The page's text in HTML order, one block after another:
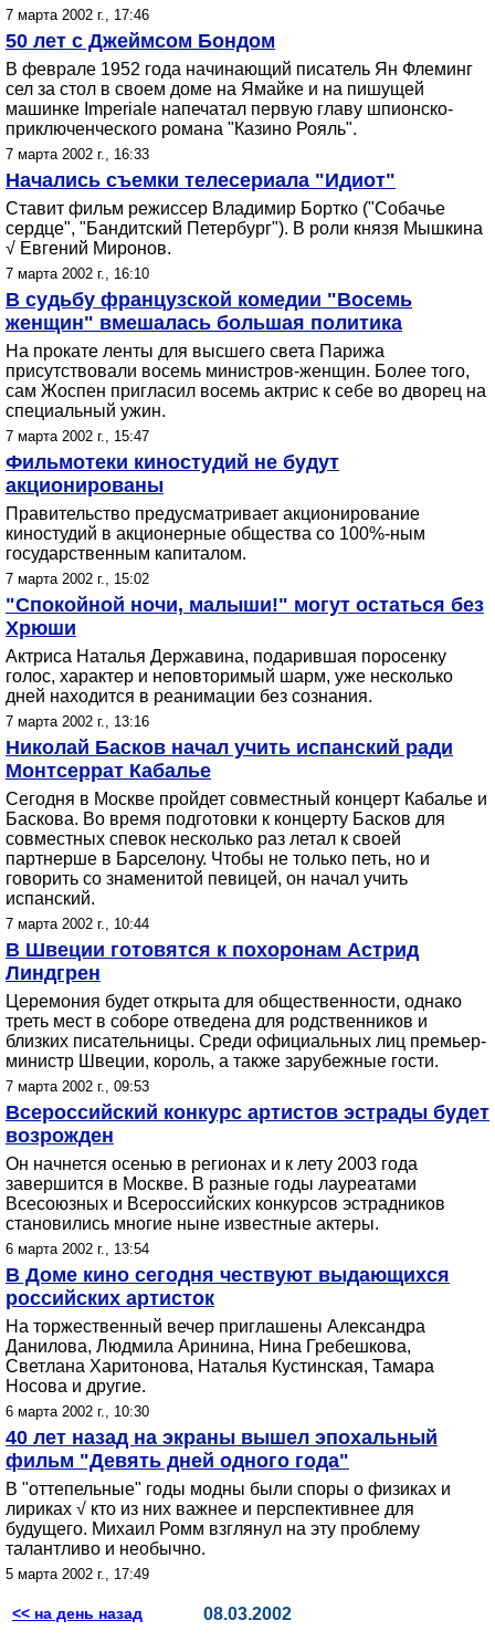
7 марта 2002 г., 17:46
50 лет с Джеймсом Бондом
В феврале 1952 года начинающий писатель Ян Флеминг
сел за стол в своем доме на Ямайке и на пишущей
машинке Imperiale напечатал первую главу шпионско-
приключенческого романа "Казино Рояль".
7 марта 2002 г., 16:33
Начались съемки телесериала "Идиот"
Ставит фильм режиссер Владимир Бортко ("Собачье
сердце", "Бандитский Петербург"). В роли князя Мышкина
√ Евгений Миронов.
7 марта 2002 г., 16:10
В судьбу французской комедии "Восемь
женщин" вмешалась большая политика
На прокате ленты для высшего света Парижа
присутствовали восемь министров-женщин. Более того,
сам Жоспен пригласил восемь актрис к себе во дворец на
специальный ужин.
7 марта 2002 г., 15:47
Фильмотеки киностудий не будут
акционированы
Правительство предусматривает акционирование
киностудий в акционерные общества со 100%-ным
государственным капиталом.
7 марта 2002 г., 15:02
"Спокойной ночи, малыши!" могут остаться без
Хрюши
Актриса Наталья Державина, подарившая поросенку
голос, характер и неповторимый шарм, уже несколько
дней находится в реанимации без сознания.
7 марта 2002 г., 13:16
Николай Басков начал учить испанский ради
Монтсеррат Кабалье
Сегодня в Москве пройдет совместный концерт Кабалье и
Баскова. Во время подготовки к концерту Басков для
совместных спевок несколько раз летал к своей
партнерше в Барселону. Чтобы не только петь, но и
говорить со знаменитой певицей, он начал учить
испанский.
7 марта 2002 г., 10:44
В Швеции готовятся к похоронам Астрид
Линдгрен
Церемония будет открыта для общественности, однако
треть мест в соборе отведена для родственников и
близких писательницы. Среди официальных лиц премьер-
министр Швеции, король, а также зарубежные гости.
7 марта 2002 г., 09:53
Всероссийский конкурс артистов эстрады будет
возрожден
Он начнется осенью в регионах и к лету 2003 года
завершится в Москве. В разные годы лауреатами
Всесоюзных и Всероссийских конкурсов эстрадников
становились многие ныне известные актеры.
6 марта 2002 г., 13:54
В Доме кино сегодня чествуют выдающихся
российских артисток
На торжественный вечер приглашены Александра
Данилова, Людмила Аринина, Нина Гребешкова,
Светлана Харитонова, Наталья Кустинская, Тамара
Носова и другие.
6 марта 2002 г., 10:30
40 лет назад на экраны вышел эпохальный
фильм "Девять дней одного года"
В "оттепельные" годы модны были споры о физиках и
лириках √ кто из них важнее и перспективнее для
будущего. Михаил Ромм взглянул на эту проблему
талантливо и необычно.
5 марта 2002 г., 17:49
<< на день назад 08.03.2002